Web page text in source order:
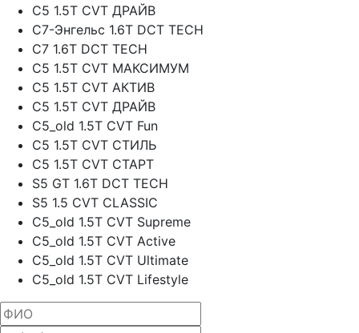
C5 1.5T CVT ДРАЙВ
C7-Энгельс 1.6T DCT TECH
C7 1.6T DCT TECH
C5 1.5T CVT МАКСИМУМ
C5 1.5T CVT АКТИВ
C5 1.5T CVT ДРАЙВ
C5_old 1.5T CVT Fun
C5 1.5T CVT СТИЛЬ
C5 1.5T CVT СТАРТ
S5 GT 1.6T DCT TECH
S5 1.5 CVT CLASSIC
C5_old 1.5T CVT Supreme
C5_old 1.5T CVT Active
C5_old 1.5T CVT Ultimate
C5_old 1.5T CVT Lifestyle